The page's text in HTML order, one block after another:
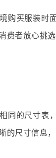
购买服装时
费者放心挑选
同的尺寸表
的尺寸信息